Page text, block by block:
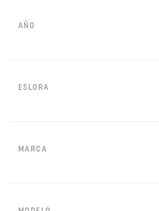
AÑO
ESLORA
MARCA